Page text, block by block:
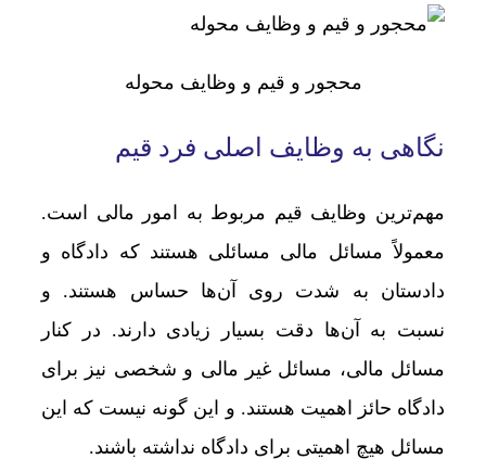
محجور و قیم و وظایف محوله
نگاهی به وظایف اصلی فرد قیم
مهم‌ترین وظایف قیم مربوط به امور مالی است.
معمولاً مسائل مالی مسائلی هستند که دادگاه و
دادستان به ‌شدت روی آن‌ها حساس هستند. و
نسبت به آن‌ها دقت بسیار زیادی دارند. در کنار
مسائل مالی، مسائل غیر مالی و شخصی نیز برای
دادگاه حائز اهمیت هستند. و این ‌گونه نیست که این
مسائل هیچ اهمیتی برای دادگاه نداشته باشند.